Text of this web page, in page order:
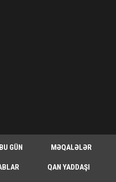
GÜN MƏQALƏLƏR
QAN YADDAŞI